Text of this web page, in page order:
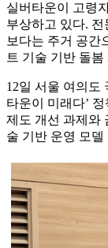
실버타운이 고령
부상하고 있다. 전
보다는 주거 공간
트 기술 기반 돌
12일 서울 여의도
타운이 미래다’
제도 개선 과제와
술 기반 운영 모